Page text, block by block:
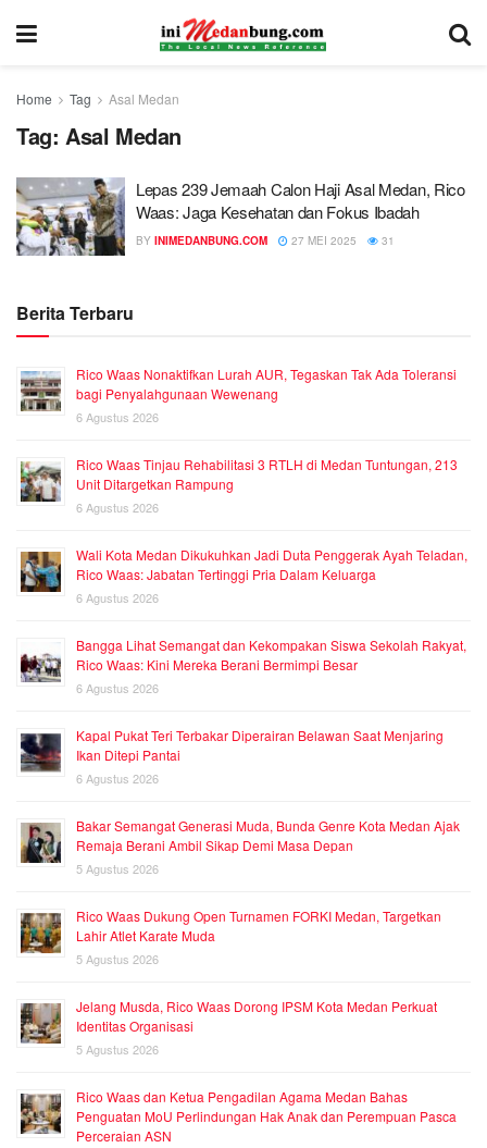
Home Tag Asal Medan
Tag: Asal Medan
Lepas 239 Jemaah Calon Haji Asal Medan, Rico
Waas: Jaga Kesehatan dan Fokus Ibadah
BY INIMEDANBUNG.COM 27 MEI 2025 31
Berita Terbaru
Rico Waas Nonaktifkan Lurah AUR, Tegaskan Tak Ada Toleransi
bagi Penyalahgunaan Wewenang
6 Agustus 2026
Rico Waas Tinjau Rehabilitasi 3 RTLH di Medan Tuntungan, 213
Unit Ditargetkan Rampung
6 Agustus 2026
Wali Kota Medan Dikukuhkan Jadi Duta Penggerak Ayah Teladan,
Rico Waas: Jabatan Tertinggi Pria Dalam Keluarga
6 Agustus 2026
Bangga Lihat Semangat dan Kekompakan Siswa Sekolah Rakyat,
Rico Waas: Kini Mereka Berani Bermimpi Besar
6 Agustus 2026
Kapal Pukat Teri Terbakar Diperairan Belawan Saat Menjaring
Ikan Ditepi Pantai
6 Agustus 2026
Bakar Semangat Generasi Muda, Bunda Genre Kota Medan Ajak
Remaja Berani Ambil Sikap Demi Masa Depan
5 Agustus 2026
Rico Waas Dukung Open Turnamen FORKI Medan, Targetkan
Lahir Atlet Karate Muda
5 Agustus 2026
Jelang Musda, Rico Waas Dorong IPSM Kota Medan Perkuat
Identitas Organisasi
5 Agustus 2026
Rico Waas dan Ketua Pengadilan Agama Medan Bahas
Penguatan MoU Perlindungan Hak Anak dan Perempuan Pasca
Perceraian ASN